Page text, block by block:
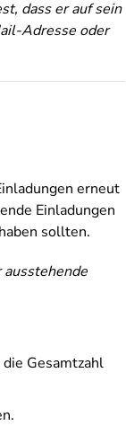
dass er auf sein
Adresse oder
erneut
Einladungen
sollten.
Gesamtzahl